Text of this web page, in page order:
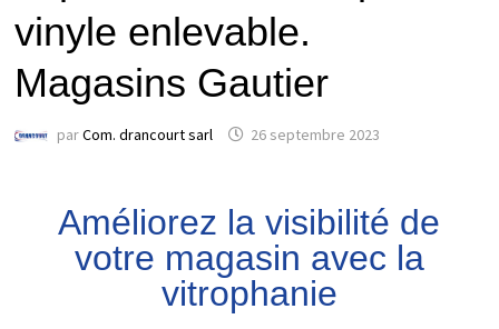
vinyle enlevable.
Magasins Gautier
parCom. drancourt sarl 26 septembre 2023
Améliorez la visibilité de
votre magasin avec la
vitrophanie